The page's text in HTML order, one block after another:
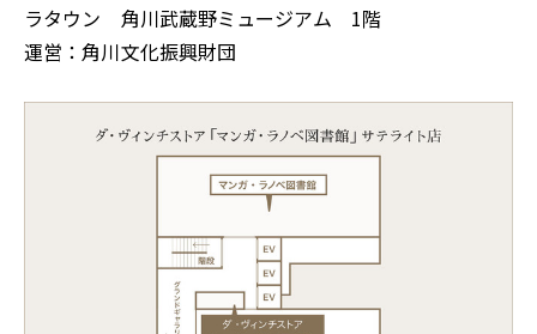
ラタウン 角川武蔵野ミュージアム 1階
運営：角川文化振興財団